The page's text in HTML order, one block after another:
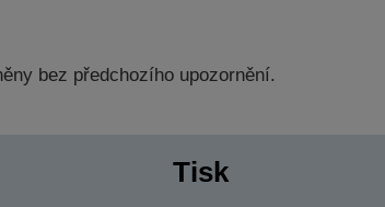
bez předchozího upozornění.
Tisk